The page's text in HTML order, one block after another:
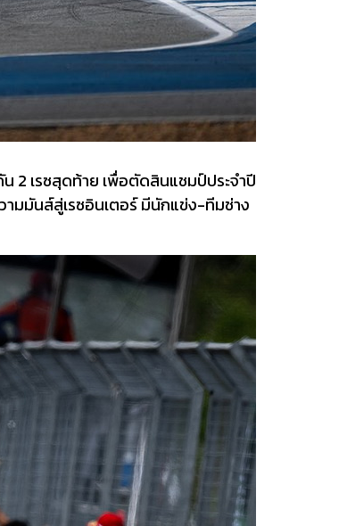
2 เรซสุดท้าย เพื่อตัดสินแชมป์ประจำปี
มมันส์สู่เรซอินเตอร์ มีนักแข่ง-ทีมช่าง